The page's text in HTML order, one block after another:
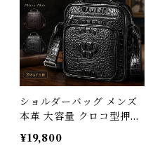
ショルダーバッグ メンズ
本革 大容量 クロコ型押し
レザー 縦型 A4 斜めがけ
ボディバッグ かっこいい
¥19,800